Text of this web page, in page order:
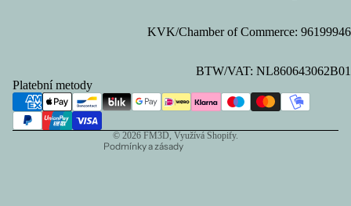
KVK/Chamber of Commerce: 96199946
BTW/VAT: NL860643062B01
Platební metody
© 2026 FM3D , Využívá Shopify.
Podmínky a zásady
Kontaktní údaje
Podmínky služby